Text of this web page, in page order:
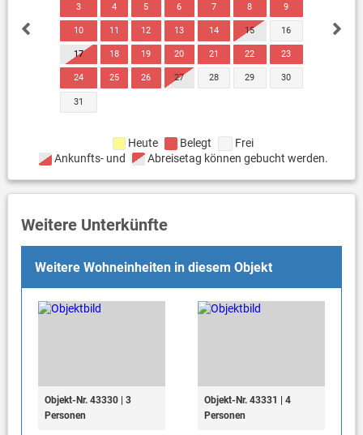
3 4 5 6 7 8 9
10 11 12 13 14 15 16
17 18 19 20 21 22 23
24 25 26 27 28 29 30
31
Heute Belegt
Frei
Ankunfts- und
Abreisetag können gebucht werden.
Weitere Unterkünfte
Weitere Wohneinheiten in diesem Objekt
Objekt-Nr. 43330 | 3
Personen
Objekt-Nr. 43331 | 4
Personen